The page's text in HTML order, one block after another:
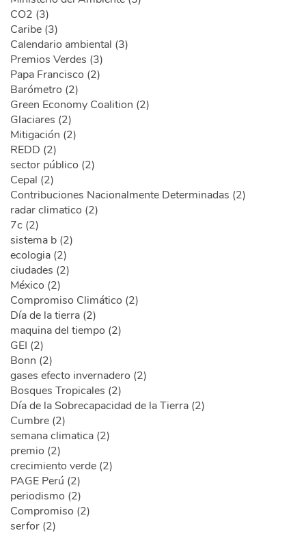
CO2 (3)
Caribe (3)
Calendario ambiental (3)
Premios Verdes (3)
Papa Francisco (2)
Barómetro (2)
Green Economy Coalition (2)
Glaciares (2)
Mitigación (2)
REDD (2)
sector público (2)
Cepal (2)
Contribuciones Nacionalmente Determinadas (2)
radar climatico (2)
7c (2)
sistema b (2)
ecologia (2)
ciudades (2)
México (2)
Compromiso Climático (2)
Día de la tierra (2)
maquina del tiempo (2)
GEI (2)
Bonn (2)
gases efecto invernadero (2)
Bosques Tropicales (2)
Día de la Sobrecapacidad de la Tierra (2)
Cumbre (2)
semana climatica (2)
premio (2)
crecimiento verde (2)
PAGE Perú (2)
periodismo (2)
Compromiso (2)
serfor (2)